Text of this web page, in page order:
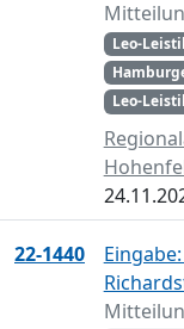
Leo-
Leo-
22-1440